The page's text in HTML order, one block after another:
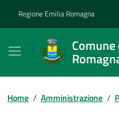
Regione Emilia Romagna
Contenuti in
Home / Amministrazione /